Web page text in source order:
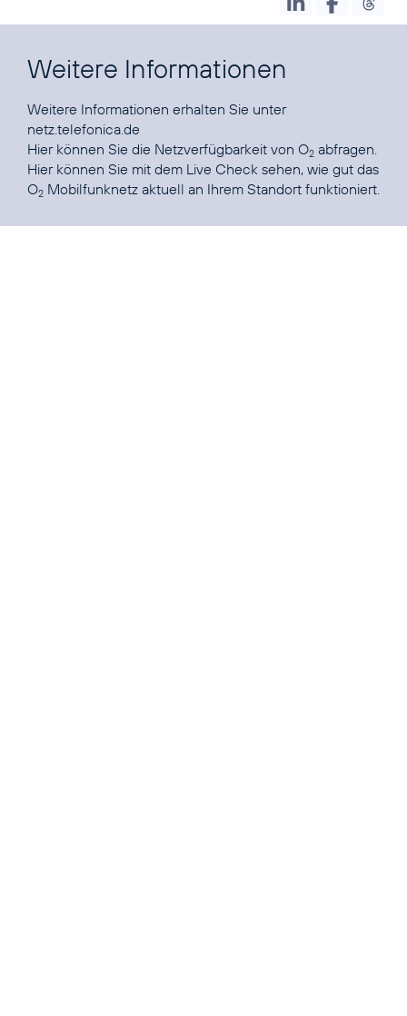
Weitere Informationen
Weitere Informationen erhalten Sie unter
netz.telefonica.de
Hier können Sie die Netzverfügbarkeit von O2 abfragen.
Hier können Sie mit dem Live Check sehen, wie gut das
O2 Mobilfunknetz aktuell an Ihrem Standort funktioniert.